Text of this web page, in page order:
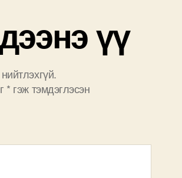
үү
* гэж тэмдэглэсэн